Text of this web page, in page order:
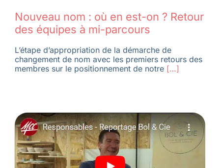
Nouveau nom : où en est-on ? Retour
des équipes à mi-parcours
L’étape d’appropriation de la démarche de
changement de nom avec les premiers retours des
membres sur le positionnement de notre[…]